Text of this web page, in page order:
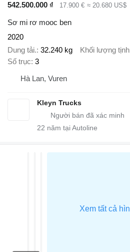
542.500.000 ₫
17.900 € ≈ 20.680 US$
Sơ mi rơ mooc ben
2020
Dung tải. 32.240 kg Khối lượng tịnh
Số trục 3
Hà Lan, Vuren
Kleyn Trucks
22 năm tại Autoline